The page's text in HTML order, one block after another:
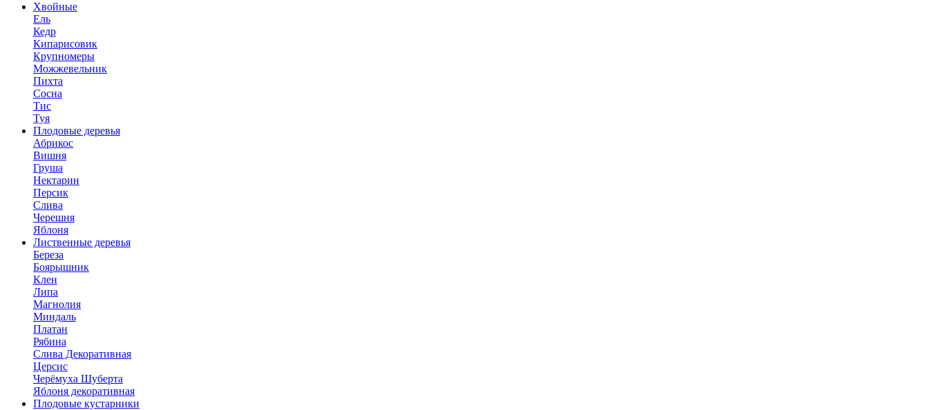
Хвойные
Ель
Кедр
Кипарисовик
Крупномеры
Можжевельник
Пихта
Сосна
Тис
Туя
Плодовые деревья
Абрикос
Вишня
Груша
Нектарин
Персик
Слива
Черешня
Яблоня
Лиственные деревья
Береза
Боярышник
Клен
Липа
Магнолия
Миндаль
Платан
Рябина
Слива Декоративная
Церсис
Черёмуха Шуберта
Яблоня декоративная
Плодовые кустарники